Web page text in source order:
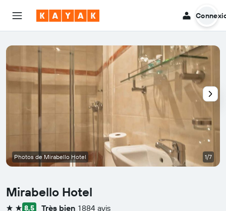
Mirabello Hotel
8,5 Très bien 1 884 avis
Photos de Mirabello Hotel 1/7